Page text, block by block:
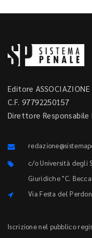
Editore
C.F. 97792250157
Direttore Responsabile
c/o Università degli
Giuridiche "C.
Via Festa del
Iscrizione nel pubblico